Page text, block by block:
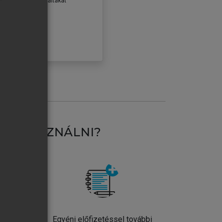
HASZNÁLNI?
Egyéni előfizetéssel további